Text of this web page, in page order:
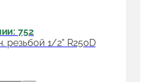
752
резьбой 1/2" R250D